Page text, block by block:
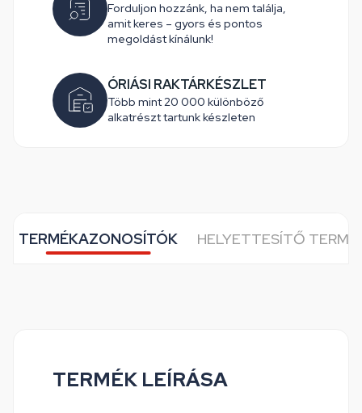
Forduljon hozzánk, ha nem találja,
amit keres – gyors és pontos
megoldást kínálunk!
ÓRIÁSI RAKTÁRKÉSZLET
Több mint 20 000 különböző
alkatrészt tartunk készleten
TERMÉKAZONOSÍTÓK HELYETTESÍTŐ
TERMÉK LEÍRÁSA